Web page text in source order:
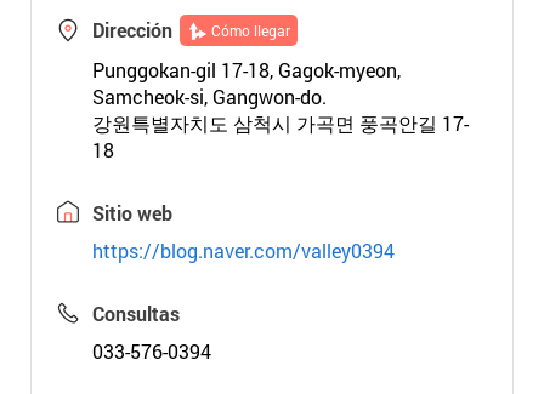
Dirección Cómo llegar
Punggokan-gil 17-18, Gagok-myeon,
Samcheok-si, Gangwon-do.
강원특별자치도 삼척시 가곡면 풍곡안길 17-
18
Sitio web
https://blog.naver.com/valley0394
Consultas
033-576-0394